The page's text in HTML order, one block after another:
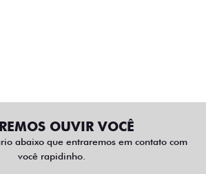
OUVIR VOCÊ
abaixo que entraremos em contato com
você rapidinho.